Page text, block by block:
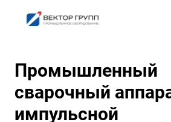
Промышленный
сварочный
импульсной